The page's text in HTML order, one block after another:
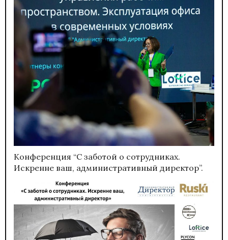
Конференция “С заботой о сотрудниках.
Искренне ваш, административный директор”.